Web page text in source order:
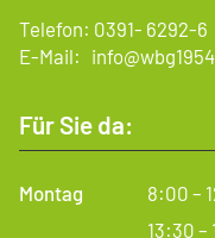
Telefon: 0391- 6292-6
E-Mail:
Für Sie da:
Montag
8:00 –
13:30 –